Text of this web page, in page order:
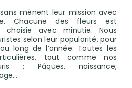
mènent leur mission avec
Chacune des fleurs est
avec minutie. Nous
selon leur popularité, pour
long de l’année. Toutes les
tout comme nos
: Pâques, naissance,